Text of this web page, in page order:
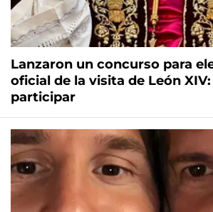
Lanzaron un concurso para
oficial de la visita de León
participar